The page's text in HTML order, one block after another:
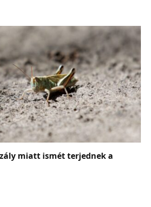
miatt ismét terjednek a